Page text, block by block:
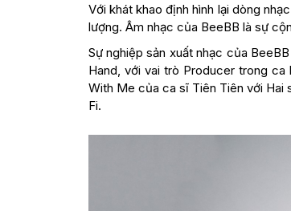
Với khát khao định hình lại dòng
lượng. Âm nhạc của BeeBB là sự
Sự nghiệp sản xuất nhạc của
Hand, với vai trò Producer trong ca
With Me của ca sĩ Tiên Tiên với Hai
Fi.